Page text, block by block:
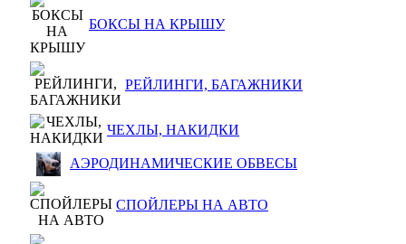
БОКСЫ НА КРЫШУ
РЕЙЛИНГИ, БАГАЖНИКИ
ЧЕХЛЫ, НАКИДКИ
АЭРОДИНАМИЧЕСКИЕ ОБВЕСЫ
СПОЙЛЕРЫ НА АВТО